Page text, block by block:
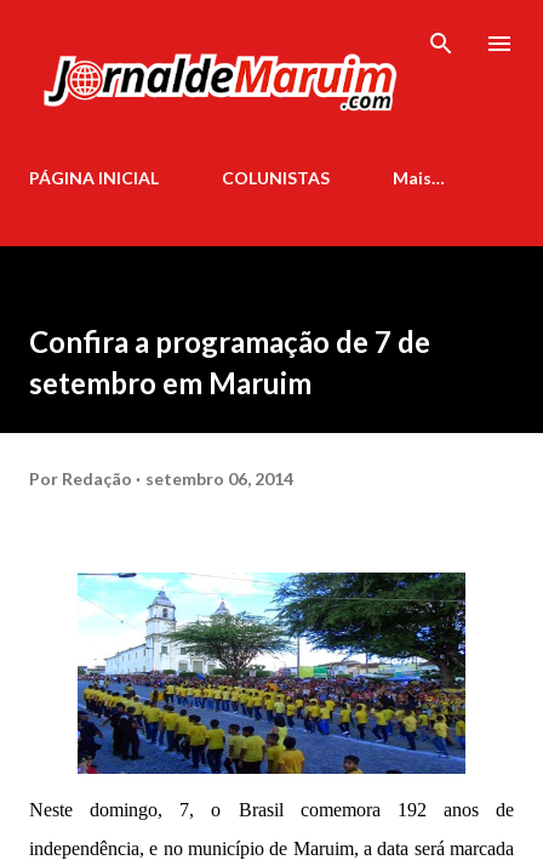
PÁGINA INICIAL COLUNISTAS Mais…
Confira a programação de 7 de
setembro em Maruim
Por Redação setembro 06, 2014
Neste domingo, 7, o Brasil comemora 192 anos de
independência, e no município de Maruim, a data será marcada